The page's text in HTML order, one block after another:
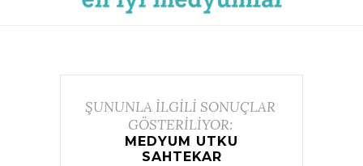
ŞUNUNLA İLGİLİ SONUÇLAR
GÖSTERİLİYOR:
MEDYUM UTKU
SAHTEKAR